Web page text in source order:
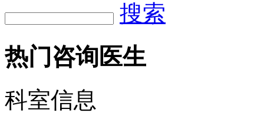
搜索
热门咨询医生
科室信息